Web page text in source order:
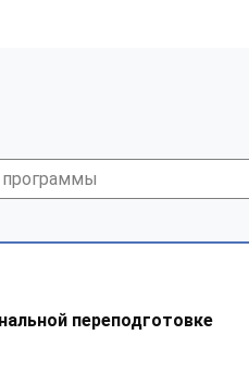
переподготовке